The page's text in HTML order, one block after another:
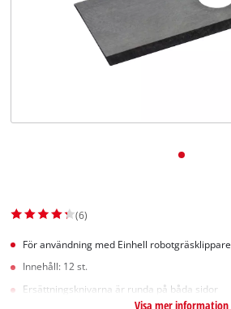
Svenska
(6)
För användning med Einhell robotgräsklippare
Innehåll: 12 st.
Ersättningsknivarna är runda på båda sidor
Visa mer information